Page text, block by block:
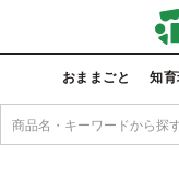
おままごと 知